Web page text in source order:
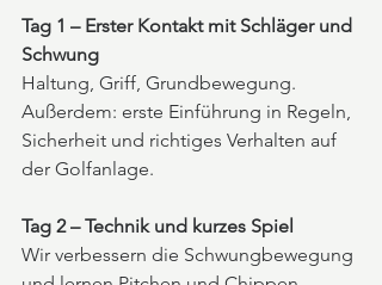
Tag 1 – Erster Kontakt mit Schläger und
Schwung
Haltung, Griff, Grundbewegung.
Außerdem: erste Einführung in Regeln,
Sicherheit und richtiges Verhalten auf
der Golfanlage.
Tag 2 – Technik und kurzes Spiel
Wir verbessern die Schwungbewegung